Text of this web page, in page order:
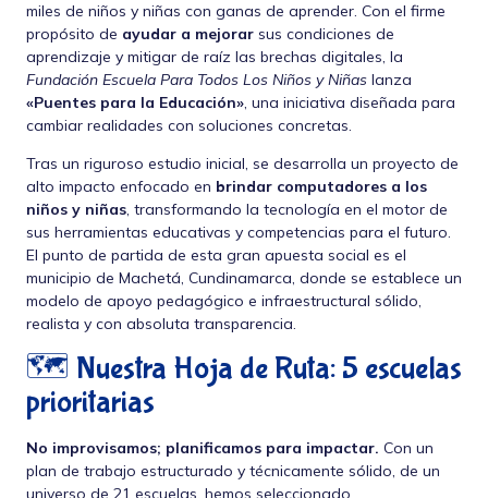
miles de niños y niñas con ganas de aprender. Con el firme
propósito de ayudar a mejorar sus condiciones de
aprendizaje y mitigar de raíz las brechas digitales, la
Fundación Escuela Para Todos Los Niños y Niñas lanza
«Puentes para la Educación», una iniciativa diseñada para
cambiar realidades con soluciones concretas.
Tras un riguroso estudio inicial, se desarrolla un proyecto de
alto impacto enfocado en brindar computadores a los
niños y niñas, transformando la tecnología en el motor de
sus herramientas educativas y competencias para el futuro.
El punto de partida de esta gran apuesta social es el
municipio de Machetá, Cundinamarca, donde se establece un
modelo de apoyo pedagógico e infraestructural sólido,
realista y con absoluta transparencia.
🗺️ Nuestra Hoja de Ruta: 5 escuelas
prioritarias
No improvisamos; planificamos para impactar. Con un
plan de trabajo estructurado y técnicamente sólido, de un
universo de 21 escuelas, hemos seleccionado